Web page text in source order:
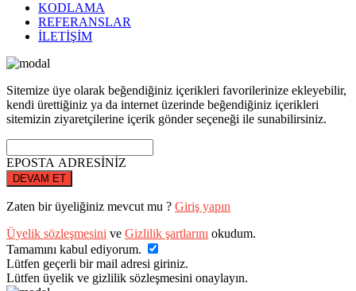
KODLAMA
REFERANSLAR
İLETİŞİM
Sitemize üye olarak beğendiğiniz içerikleri favorilerinize ekleyebilir,
kendi ürettiğiniz ya da internet üzerinde beğendiğiniz içerikleri
sitemizin ziyaretçilerine içerik gönder seçeneği ile sunabilirsiniz.
EPOSTA ADRESİNİZ
DEVAM ET
Zaten bir üyeliğiniz mevcut mu ? Giriş yapın
Üyelik sözleşmesini ve Gizlilik şartlarını okudum.
Tamamını kabul ediyorum.
Lütfen geçerli bir mail adresi giriniz.
Lütfen üyelik ve gizlilik sözleşmesini onaylayın.